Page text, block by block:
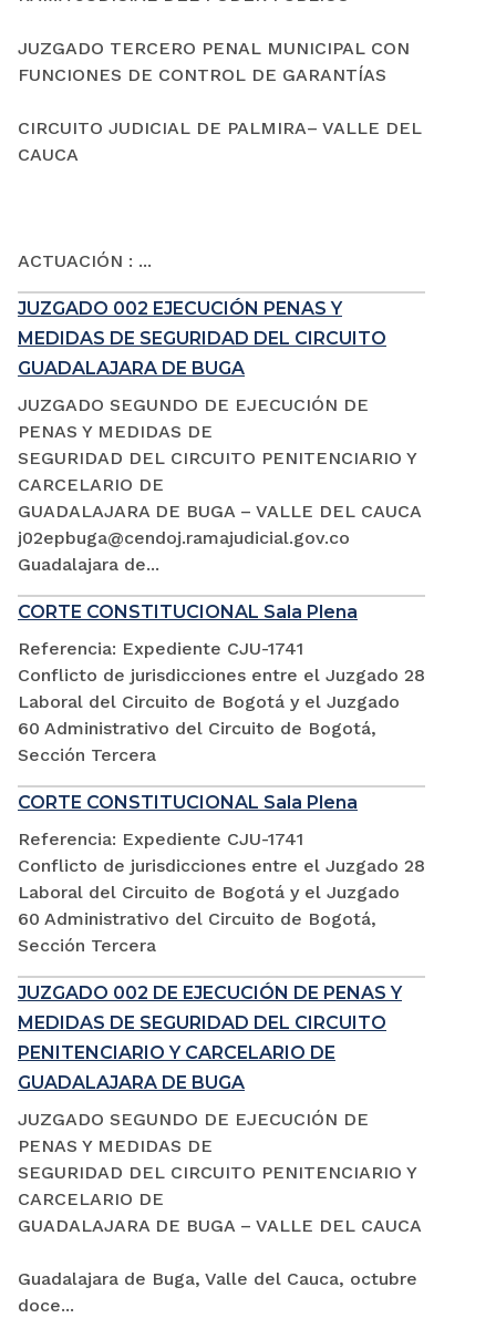
JUZGADO TERCERO PENAL MUNICIPAL CON
FUNCIONES DE CONTROL DE GARANTÍAS
CIRCUITO JUDICIAL DE PALMIRA– VALLE DEL
CAUCA
ACTUACIÓN : ...
JUZGADO 002 EJECUCIÓN PENAS Y
MEDIDAS DE SEGURIDAD DEL CIRCUITO
GUADALAJARA DE BUGA
JUZGADO SEGUNDO DE EJECUCIÓN DE
PENAS Y MEDIDAS DE
SEGURIDAD DEL CIRCUITO PENITENCIARIO Y
CARCELARIO DE
GUADALAJARA DE BUGA – VALLE DEL CAUCA
j02epbuga@cendoj.ramajudicial.gov.co
Guadalajara de...
CORTE CONSTITUCIONAL Sala Plena
Referencia: Expediente CJU-1741
Conflicto de jurisdicciones entre el Juzgado 28
Laboral del Circuito de Bogotá y el Juzgado
60 Administrativo del Circuito de Bogotá,
Sección Tercera
CORTE CONSTITUCIONAL Sala Plena
Referencia: Expediente CJU-1741
Conflicto de jurisdicciones entre el Juzgado 28
Laboral del Circuito de Bogotá y el Juzgado
60 Administrativo del Circuito de Bogotá,
Sección Tercera
JUZGADO 002 DE EJECUCIÓN DE PENAS Y
MEDIDAS DE SEGURIDAD DEL CIRCUITO
PENITENCIARIO Y CARCELARIO DE
GUADALAJARA DE BUGA
JUZGADO SEGUNDO DE EJECUCIÓN DE
PENAS Y MEDIDAS DE
SEGURIDAD DEL CIRCUITO PENITENCIARIO Y
CARCELARIO DE
GUADALAJARA DE BUGA – VALLE DEL CAUCA
Guadalajara de Buga, Valle del Cauca, octubre
doce...